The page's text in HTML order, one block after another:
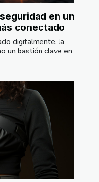
en un
conectado
digitalmente, la
un bastión clave en